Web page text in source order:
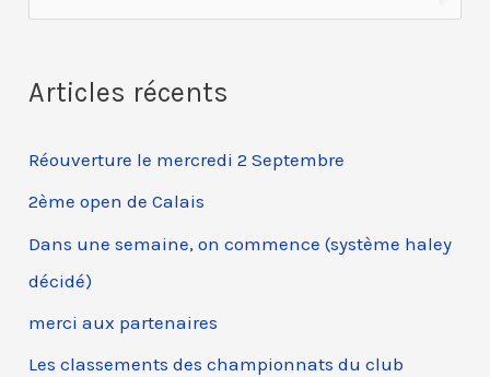
e
h
r
c
h
e
Articles récents
Réouverture le mercredi 2 Septembre
2ème open de Calais
Dans une semaine, on commence (système haley
décidé)
merci aux partenaires
Les classements des championnats du club